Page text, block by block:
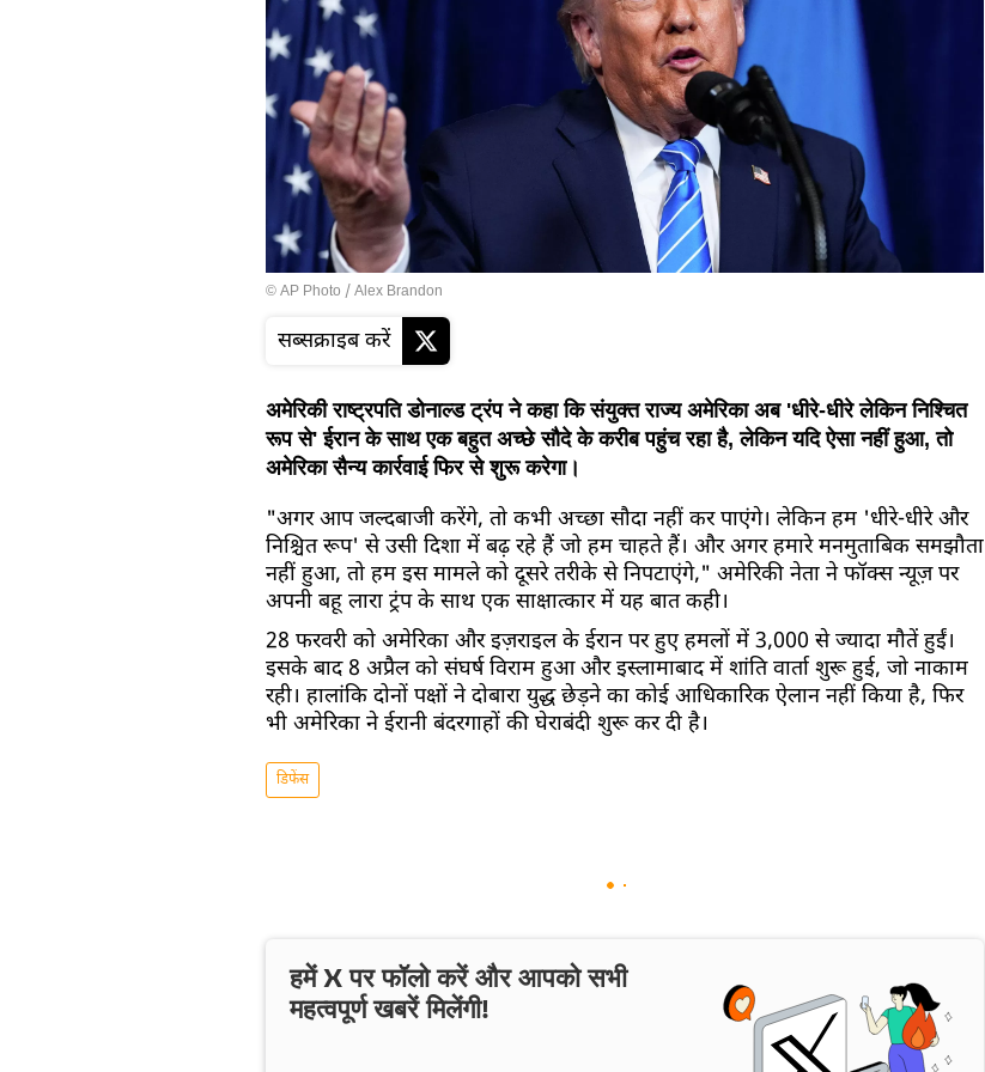
© AP Photo / Alex Brandon
सब्सक्राइब करें
अमेरिकी राष्ट्रपति डोनाल्ड ट्रंप ने कहा कि संयुक्त राज्य अमेरिका अब 'धीरे-धीरे लेकिन निश्चित
रूप से' ईरान के साथ एक बहुत अच्छे सौदे के करीब पहुंच रहा है, लेकिन यदि ऐसा नहीं हुआ, तो
अमेरिका सैन्य कार्रवाई फिर से शुरू करेगा।
"अगर आप जल्दबाजी करेंगे, तो कभी अच्छा सौदा नहीं कर पाएंगे। लेकिन हम 'धीरे-धीरे और
निश्चित रूप' से उसी दिशा में बढ़ रहे हैं जो हम चाहते हैं। और अगर हमारे मनमुताबिक समझौता
नहीं हुआ, तो हम इस मामले को दूसरे तरीके से निपटाएंगे," अमेरिकी नेता ने फॉक्स न्यूज़ पर
अपनी बहू लारा ट्रंप के साथ एक साक्षात्कार में यह बात कही।
28 फरवरी को अमेरिका और इज़राइल के ईरान पर हुए हमलों में 3,000 से ज्यादा मौतें हुईं।
इसके बाद 8 अप्रैल को संघर्ष विराम हुआ और इस्लामाबाद में शांति वार्ता शुरू हुई, जो नाकाम
रही। हालांकि दोनों पक्षों ने दोबारा युद्ध छेड़ने का कोई आधिकारिक ऐलान नहीं किया है, फिर
भी अमेरिका ने ईरानी बंदरगाहों की घेराबंदी शुरू कर दी है।
डिफेंस
हमें X पर फॉलो करें और आपको सभी
महत्वपूर्ण खबरें मिलेंगी!